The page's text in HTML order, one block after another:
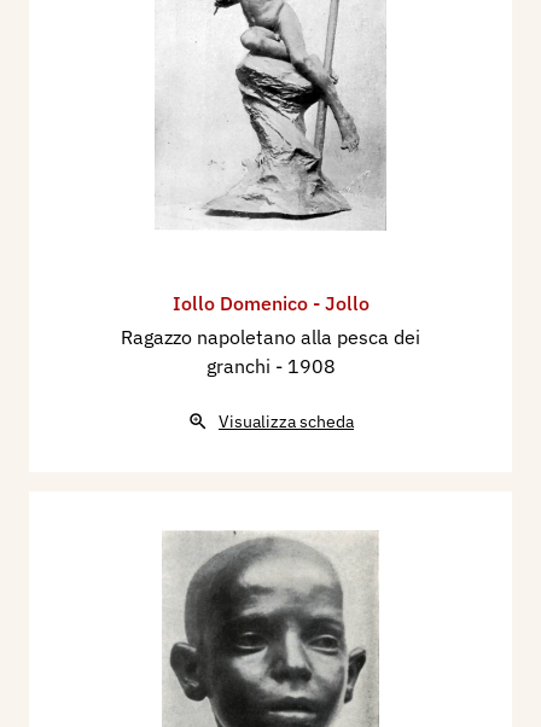
Iollo Domenico - Jollo
Ragazzo napoletano alla pesca dei
granchi - 1908
Visualizza scheda